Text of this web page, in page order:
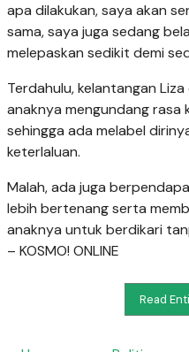
apa dilakukan, saya akan
sama, saya juga sedang
melepaskan sedikit demi
Terdahulu, kelantangan
anaknya mengundang rasa
sehingga ada melabel
keterlaluan.
Malah, ada juga
lebih bertenang serta
anaknya untuk berdikari
– KOSMO! ONLINE
Read